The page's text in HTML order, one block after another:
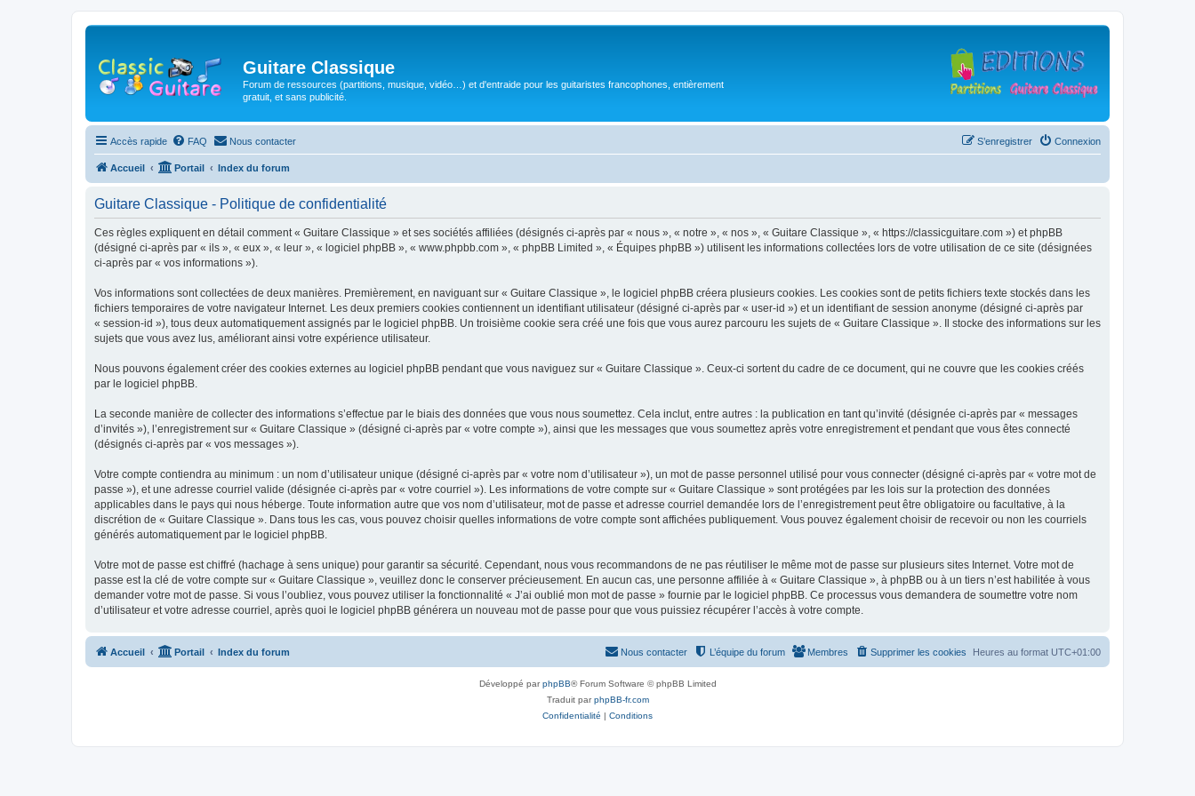
Guitare Classique
Forum de ressources (partitions, musique, vidéo…) et d'entraide pour les guitaristes francophones, entièrement
gratuit, et sans publicité.
Accès rapide FAQ Nous contacter Connexion
S’enregistrer
Accueil Portail Index du forum
Guitare Classique - Politique de confidentialité
Ces règles expliquent en détail comment « Guitare Classique » et ses sociétés affiliées (désignés ci-après par « nous », « notre », « nos », « Guitare Classique », « https://classicguitare.com ») et phpBB
(désigné ci-après par « ils », « eux », « leur », « logiciel phpBB », « www.phpbb.com », « phpBB Limited », « Équipes phpBB ») utilisent les informations collectées lors de votre utilisation de ce site (désignées
ci-après par « vos informations »).
Vos informations sont collectées de deux manières. Premièrement, en naviguant sur « Guitare Classique », le logiciel phpBB créera plusieurs cookies. Les cookies sont de petits fichiers texte stockés dans les
fichiers temporaires de votre navigateur Internet. Les deux premiers cookies contiennent un identifiant utilisateur (désigné ci-après par « user-id ») et un identifiant de session anonyme (désigné ci-après par
« session-id »), tous deux automatiquement assignés par le logiciel phpBB. Un troisième cookie sera créé une fois que vous aurez parcouru les sujets de « Guitare Classique ». Il stocke des informations sur les
sujets que vous avez lus, améliorant ainsi votre expérience utilisateur.
Nous pouvons également créer des cookies externes au logiciel phpBB pendant que vous naviguez sur « Guitare Classique ». Ceux-ci sortent du cadre de ce document, qui ne couvre que les cookies créés
par le logiciel phpBB.
La seconde manière de collecter des informations s’effectue par le biais des données que vous nous soumettez. Cela inclut, entre autres : la publication en tant qu’invité (désignée ci-après par « messages
d’invités »), l’enregistrement sur « Guitare Classique » (désigné ci-après par « votre compte »), ainsi que les messages que vous soumettez après votre enregistrement et pendant que vous êtes connecté
(désignés ci-après par « vos messages »).
Votre compte contiendra au minimum : un nom d’utilisateur unique (désigné ci-après par « votre nom d’utilisateur »), un mot de passe personnel utilisé pour vous connecter (désigné ci-après par « votre mot de
passe »), et une adresse courriel valide (désignée ci-après par « votre courriel »). Les informations de votre compte sur « Guitare Classique » sont protégées par les lois sur la protection des données
applicables dans le pays qui nous héberge. Toute information autre que vos nom d’utilisateur, mot de passe et adresse courriel demandée lors de l’enregistrement peut être obligatoire ou facultative, à la
discrétion de « Guitare Classique ». Dans tous les cas, vous pouvez choisir quelles informations de votre compte sont affichées publiquement. Vous pouvez également choisir de recevoir ou non les courriels
générés automatiquement par le logiciel phpBB.
Votre mot de passe est chiffré (hachage à sens unique) pour garantir sa sécurité. Cependant, nous vous recommandons de ne pas réutiliser le même mot de passe sur plusieurs sites Internet. Votre mot de
passe est la clé de votre compte sur « Guitare Classique », veuillez donc le conserver précieusement. En aucun cas, une personne affiliée à « Guitare Classique », à phpBB ou à un tiers n’est habilitée à vous
demander votre mot de passe. Si vous l’oubliez, vous pouvez utiliser la fonctionnalité « J’ai oublié mon mot de passe » fournie par le logiciel phpBB. Ce processus vous demandera de soumettre votre nom
d’utilisateur et votre adresse courriel, après quoi le logiciel phpBB générera un nouveau mot de passe pour que vous puissiez récupérer l’accès à votre compte.
Accueil Portail Index du forum Heures au format UTC+01:00
Supprimer les cookies
Membres
L’équipe du forum
Nous contacter
Développé parphpBB® Forum Software © phpBB Limited
Traduit parphpBB-fr.com
Confidentialité | Conditions